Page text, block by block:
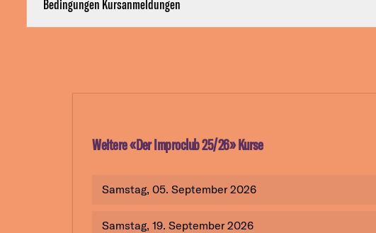
Bedingungen Kursanmeldungen
Weitere «Der Improclub 25/26» Kurse
Samstag, 05. September 2026
Samstag, 19. September 2026